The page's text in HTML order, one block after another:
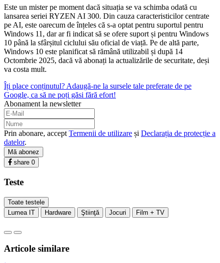
Este un mister pe moment dacă situația se va schimba odată cu
lansarea seriei RYZEN AI 300. Din cauza caracteristicilor centrate
pe AI, este oarecum de înțeles că s-a optat pentru suportul pentru
Windows 11, dar ar fi indicat să se ofere suport și pentru Windows
10 până la sfârșitul ciclului său oficial de viață. Pe de altă parte,
Windows 10 este planificat să rămână utilizabil și după 14
Octombrie 2025, dacă vă abonați la actualizările de securitate, deși
va costa mult.
Îți place conținutul? Adaugă-ne la sursele tale preferate de pe
Google, ca să ne poți găsi fără efort!
Abonament la newsletter
Prin abonare, accept Termenii de utilizare și Declarația de protecție a
datelor.
Mă abonez
share 0
Teste
Toate testele
Lumea IT
Hardware Ştiinţă Jocuri Film + TV
Articole similare